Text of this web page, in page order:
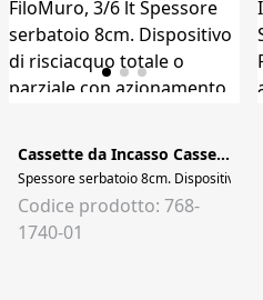
Cassette da Incasso Cassetta da incasso per Vaso a Pavimento FiloMuro, 3/6 lt
Codice prodotto: 768-
1740-01